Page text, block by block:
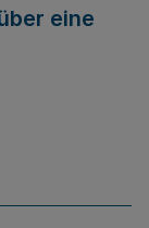
eine